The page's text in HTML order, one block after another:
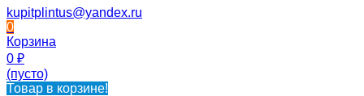
kupitplintus@yandex.ru
0
Корзина
0 ₽
(пусто)
Товар в корзине!